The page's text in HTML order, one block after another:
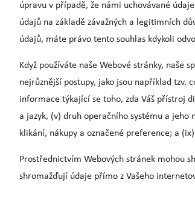
úpravu v případě, že námi uchovávané
údajů na základě závažných a legitimních
údajů, máte právo tento souhlas kdykoli
Když používáte naše Webové stránky,
nejrůznější postupy, jako jsou například tzv.
informace týkající se toho, zda Váš přístroj
a jazyk, (v) druh operačního systému a jeho
klikání, nákupy a označené preference; a
Prostřednictvím Webových stránek mohou
shromažďují údaje přímo z Vašeho